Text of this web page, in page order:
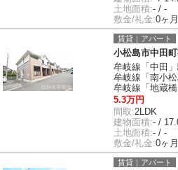
土地面積:- / -
敷金/礼金:0ヶ
賃貸｜アパート
小松島市中田
牟岐線「中田
牟岐線「南小
牟岐線「地蔵
5.3万円
間取:2LDK
建物面積:- /
土地面積:- / -
敷金/礼金:0ヶ
賃貸｜アパート